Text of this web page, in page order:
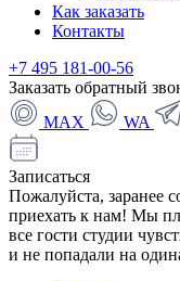
Как заказать
Контакты
+7 495 181-00-56
Заказать обратный
MAX
WA
Записаться
Пожалуйста, заранее
приехать к нам! Мы
все гости студии
и не попадали на